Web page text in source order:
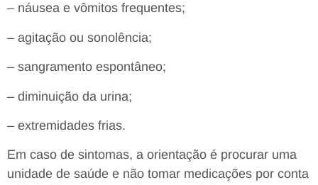
– náusea e vômitos frequentes;
– agitação ou sonolência;
– sangramento espontâneo;
– diminuição da urina;
– extremidades frias.
Em caso de sintomas, a orientação é procurar uma
unidade de saúde e não tomar medicações por conta